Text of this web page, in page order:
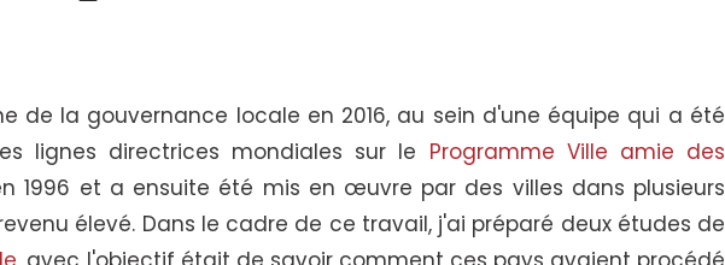
de la gouvernance locale en 2016, au sein d'une équipe qui a été
lignes directrices mondiales sur le Programme Ville amie des
1996 et a ensuite été mis en œuvre par des villes dans plusieurs
élevé. Dans le cadre de ce travail, j'ai préparé deux études de